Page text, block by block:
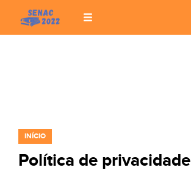
INÍCIO
Política de privacidade